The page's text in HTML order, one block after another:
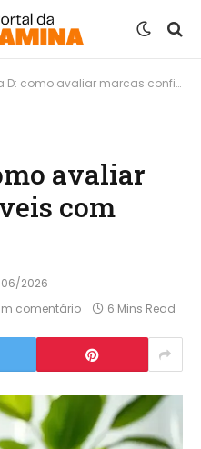
avaliar marcas confiáveis com segurança
avaliar
com
2026
comentário 6 Mins Read